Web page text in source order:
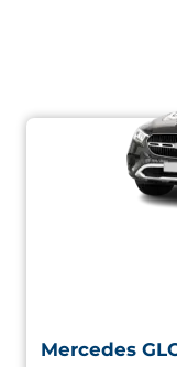
Mercedes